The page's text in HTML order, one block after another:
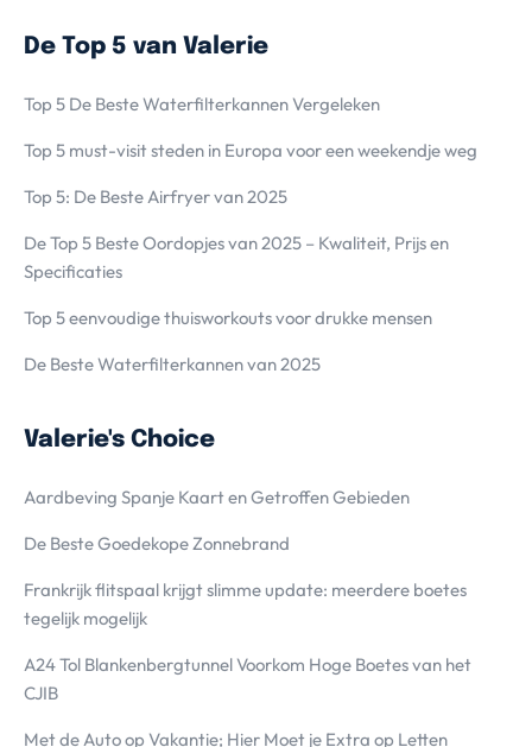
De Top 5 van Valerie
Top 5 De Beste Waterfilterkannen Vergeleken
Top 5 must-visit steden in Europa voor een weekendje weg
Top 5: De Beste Airfryer van 2025
De Top 5 Beste Oordopjes van 2025 – Kwaliteit, Prijs en
Specificaties
Top 5 eenvoudige thuisworkouts voor drukke mensen
De Beste Waterfilterkannen van 2025
Valerie's Choice
Aardbeving Spanje Kaart en Getroffen Gebieden
De Beste Goedekope Zonnebrand
Frankrijk flitspaal krijgt slimme update: meerdere boetes
tegelijk mogelijk
A24 Tol Blankenbergtunnel Voorkom Hoge Boetes van het
CJIB
Met de Auto op Vakantie; Hier Moet je Extra op Letten